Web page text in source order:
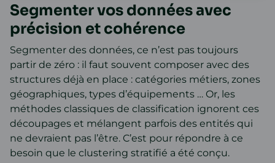
Segmenter vos données avec
précision et cohérence
Segmenter des données, ce n’est pas toujours
partir de zéro : il faut souvent composer avec des
structures déjà en place : catégories métiers, zones
géographiques, types d’équipements … Or, les
méthodes classiques de classification ignorent ces
découpages et mélangent parfois des entités qui
ne devraient pas l’être. C’est pour répondre à ce
besoin que le clustering stratifié a été conçu.